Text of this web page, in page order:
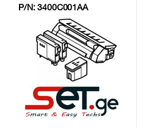
P/N:3400C001AA